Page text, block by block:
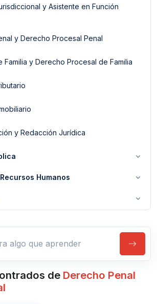
y Asistente en Función
y Derecho Procesal Penal
Familia y Derecho Procesal de Familia
y Redacción Jurídica
Humanos
de Derecho Penal